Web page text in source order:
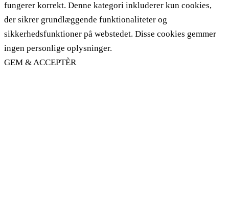
fungerer korrekt. Denne kategori inkluderer kun cookies,
der sikrer grundlæggende funktionaliteter og
sikkerhedsfunktioner på webstedet. Disse cookies gemmer
ingen personlige oplysninger.
GEM & ACCEPTÈR